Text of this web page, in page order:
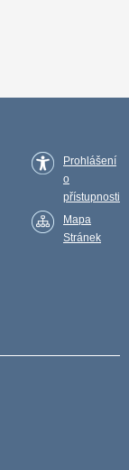
Prohlášení
o
přístupnosti
Mapa
Stránek